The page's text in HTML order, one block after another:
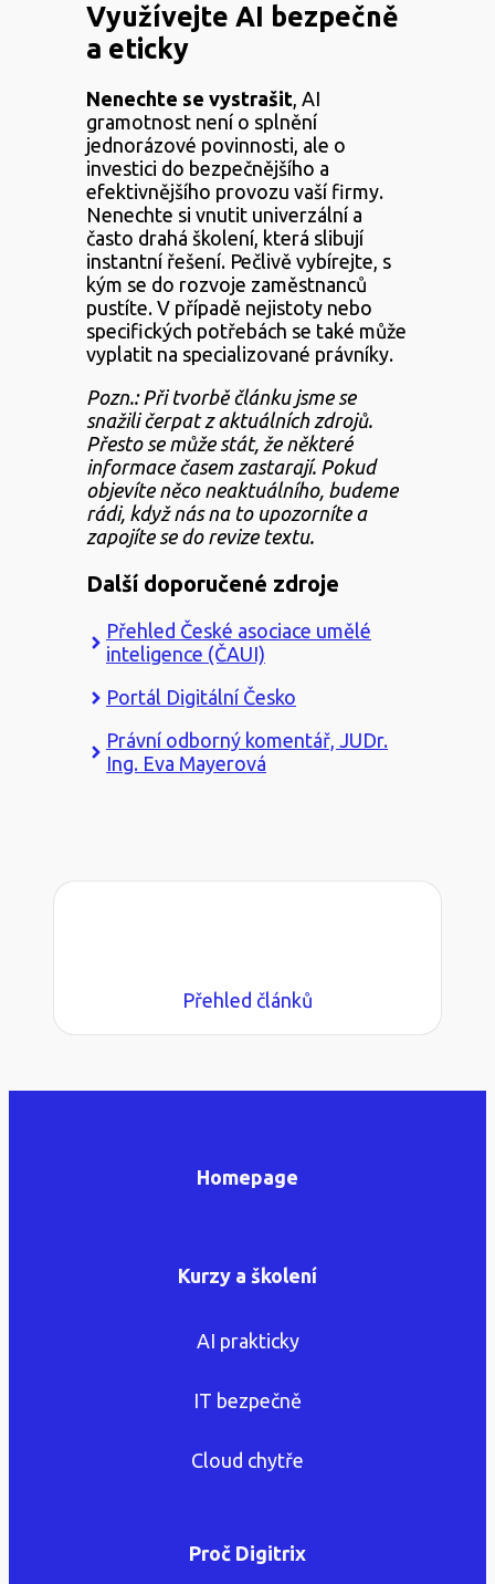
Využívejte AI bezpečně
a eticky
Nenechte se vystrašit, AI
gramotnost není o splnění
jednorázové povinnosti, ale o
investici do bezpečnějšího a
efektivnějšího provozu vaší firmy.
Nenechte si vnutit univerzální a
často drahá školení, která slibují
instantní řešení. Pečlivě vybírejte, s
kým se do rozvoje zaměstnanců
pustíte. V případě nejistoty nebo
specifických potřebách se také může
vyplatit na specializované právníky.
Pozn.: Při tvorbě článku jsme se
snažili čerpat z aktuálních zdrojů.
Přesto se může stát, že některé
informace časem zastarají. Pokud
objevíte něco neaktuálního, budeme
rádi, když nás na to upozorníte a
zapojíte se do revize textu.
Další doporučené zdroje
Přehled České asociace umělé
inteligence (ČAUI)
Portál Digitální Česko
Právní odborný komentář, JUDr.
Ing. Eva Mayerová
Přehled článků
Homepage
Kurzy a školení
AI prakticky
IT bezpečně
Cloud chytře
Proč Digitrix